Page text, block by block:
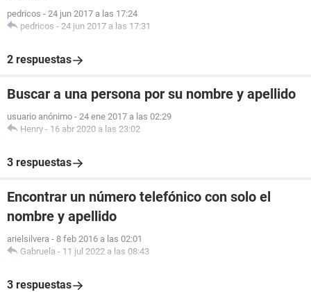
pedricos - 24 jun 2017 a las 17:24
pedricos - 24 jun 2017 a las 17:31
2 respuestas
Buscar a una persona por su nombre y apellido
usuario anónimo - 24 ene 2017 a las 02:29
Henry - 16 abr 2020 a las 23:02
3 respuestas
Encontrar un número telefónico con solo el
nombre y apellido
arielsilvera - 8 feb 2016 a las 02:01
Gabruela - 11 jul 2022 a las 08:43
3 respuestas